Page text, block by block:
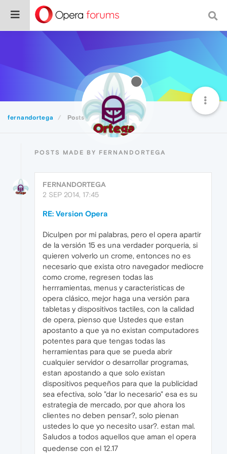
fernandortega Posts
POSTS MADE BY FERNANDORTEGA
FERNANDORTEGA
2 SEP 2014, 17:45
RE: Version Opera
Diculpen por mi palabras, pero el opera apartir
de la versión 15 es una verdader porqueria, si
quieren volverlo un crome, entonces no es
necesario que exista otro navegador mediocre
como crome, regresen todas las
herrramientas, menus y caracteristicas de
opera clásico, mejor haga una versión para
tabletas y dispositivos tactiles, con la calidad
de opera, pienso que Ustedes que estan
apostanto a que ya no existan computadores
potentes para que tengas todas las
herramientas para que se pueda abrir
cualquier servidor o desarrollar programas,
estan apostando a que solo existan
dispositivos pequeños para que la publicidad
sea efectiva, solo "dar lo necesario" esa es su
estrategia de mercado, por que ahora los
clientes no deben pensar?, solo pienan
ustedes lo que yo necesito usar?. estan mal.
Saludos a todos aquellos que aman el opera
quedense con el 12.17